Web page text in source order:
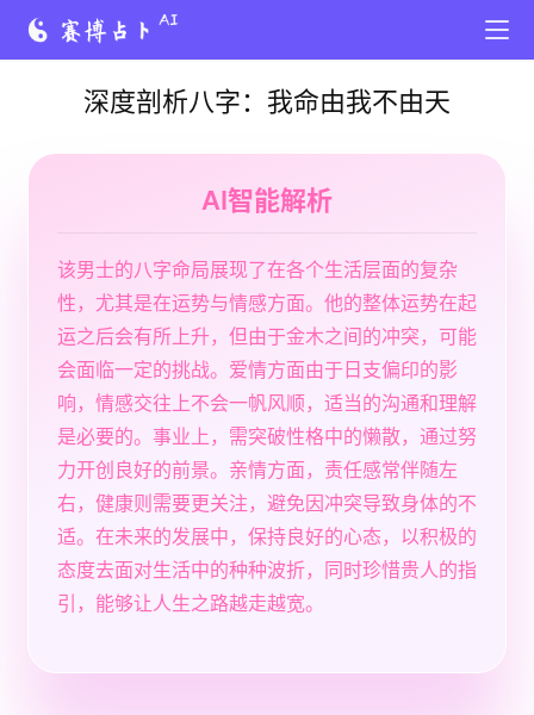
深度剖析八字：我命由我不由天
AI智能解析
该男士的八字命局展现了在各个生活层面的复杂
性，尤其是在运势与情感方面。他的整体运势在起
运之后会有所上升，但由于金木之间的冲突，可能
会面临一定的挑战。爱情方面由于日支偏印的影
响，情感交往上不会一帆风顺，适当的沟通和理解
是必要的。事业上，需突破性格中的懒散，通过努
力开创良好的前景。亲情方面，责任感常伴随左
右，健康则需要更关注，避免因冲突导致身体的不
适。在未来的发展中，保持良好的心态，以积极的
态度去面对生活中的种种波折，同时珍惜贵人的指
引，能够让人生之路越走越宽。